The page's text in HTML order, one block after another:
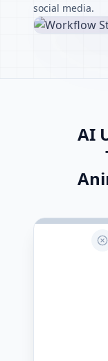
social media.
AI